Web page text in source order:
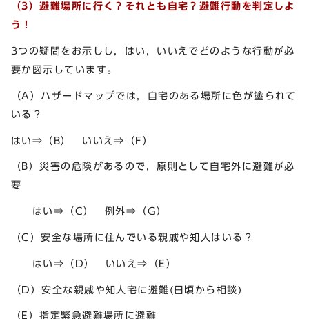
（3）避難場所に行く？それとも自宅？避難行動を判定しよ
う！
3つの疑問をお示しし，はい，いいえでどのような行動が必
要か図示しています。
（A）ハザードマップでは，自宅のある場所に色が塗られて
いる？
はい⇒（B） いいえ⇒（F）
（B）災害の危険があるので，原則として自宅外に避難が必
要
はい⇒（C） 例外⇒（G）
（C）安全な場所に住んでいる親戚や知人はいる？
はい⇒（D） いいえ⇒（E）
（D）安全な親戚や知人宅に避難(日頃から相談)
（E）指定緊急避難場所に避難